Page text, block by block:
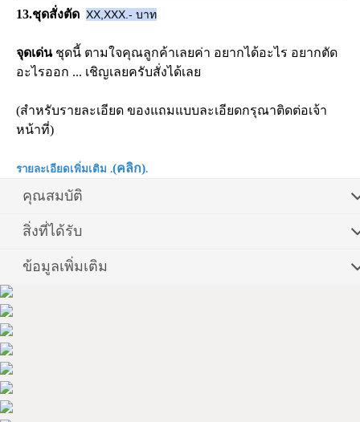
13.ชุดสั่งตัด XX,XXX.- บาท
จุดเด่น ชุดนี้ ตามใจคุณลูกค้าเลยค่า อยากได้อะไร อยากตัด
อะไรออก ... เชิญเลยครับสั่งได้เลย
(สำหรับรายละเอียด ของแถมแบบละเอียดกรุณาติดต่อเจ้า
หน้าที่)
รายละเอียดเพิ่มเติม .(คลิก).
คุณสมบัติ
สิ่งที่ได้รับ
ข้อมูลเพิ่มเติม